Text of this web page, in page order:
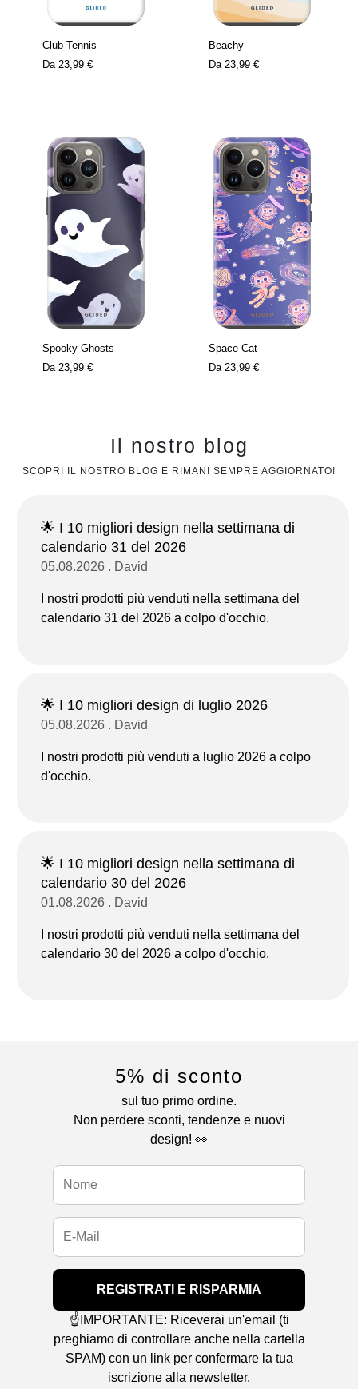
Club Tennis
Da 23,99 €
Beachy
Da 23,99 €
Spooky Ghosts
Da 23,99 €
Space Cat
Da 23,99 €
Il nostro blog
SCOPRI IL NOSTRO BLOG E RIMANI SEMPRE AGGIORNATO!
🌟 I 10 migliori design nella settimana di
calendario 31 del 2026
05.08.2026 . David
I nostri prodotti più venduti nella settimana del
calendario 31 del 2026 a colpo d'occhio.
🌟 I 10 migliori design di luglio 2026
05.08.2026 . David
I nostri prodotti più venduti a luglio 2026 a colpo
d'occhio.
🌟 I 10 migliori design nella settimana di
calendario 30 del 2026
01.08.2026 . David
I nostri prodotti più venduti nella settimana del
calendario 30 del 2026 a colpo d'occhio.
5% di sconto
sul tuo primo ordine.
Non perdere sconti, tendenze e nuovi
design! 👀
REGISTRATI E RISPARMIA
☝️IMPORTANTE: Riceverai un'email (ti
preghiamo di controllare anche nella cartella
SPAM) con un link per confermare la tua
iscrizione alla newsletter.